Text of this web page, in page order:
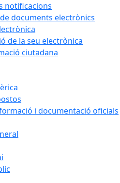
notificacions
documents electrònics
de la seu electrònica
ciutadana
i documentació oficials